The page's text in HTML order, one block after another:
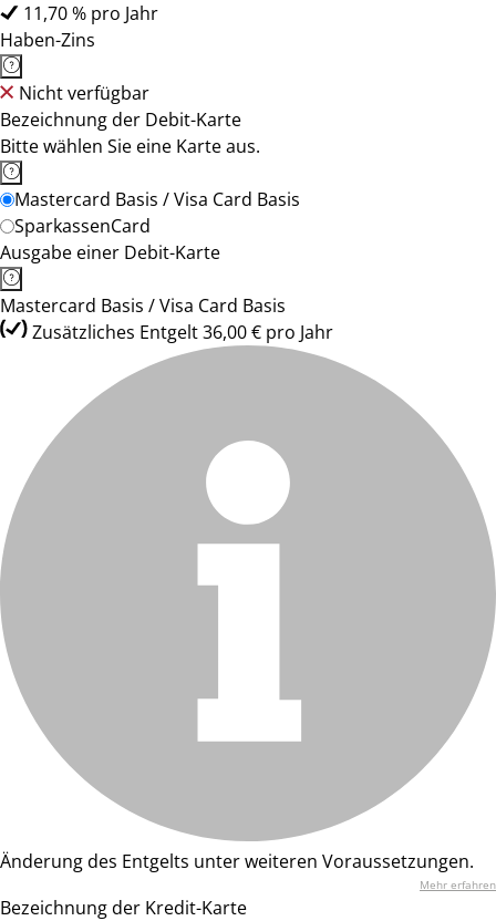
11,70 % pro Jahr
Haben-Zins
Nicht verfügbar
Bezeichnung der Debit-Karte
Bitte wählen Sie eine Karte aus.
Mastercard Basis / Visa Card Basis
SparkassenCard
Ausgabe einer Debit-Karte
Mastercard Basis / Visa Card Basis
Zusätzliches Entgelt 36,00 € pro Jahr
Änderung des Entgelts unter weiteren Voraussetzungen.
Mehr erfahren
Bezeichnung der Kredit-Karte